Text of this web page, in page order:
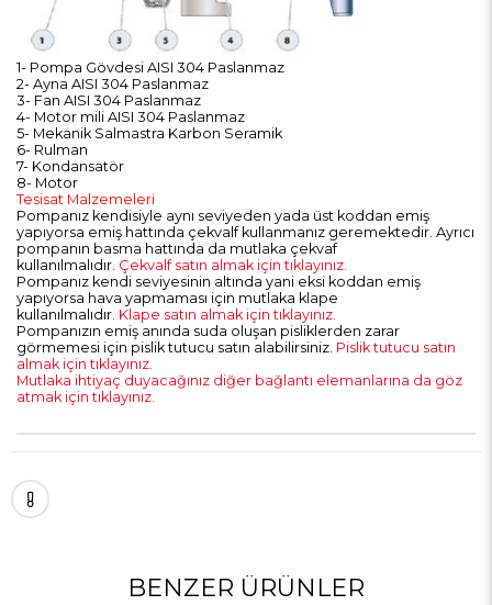
1- Pompa Gövdesi AISI 304 Paslanmaz
2- Ayna AISI 304 Paslanmaz
3- Fan AISI 304 Paslanmaz
4- Motor mili AISI 304 Paslanmaz
5- Mekanik Salmastra Karbon Seramik
6- Rulman
7- Kondansatör
8- Motor
Tesisat Malzemeleri
Pompanız kendisiyle aynı seviyeden yada üst koddan emiş
yapıyorsa emiş hattında çekvalf kullanmanız geremektedir. Ayrıcı
pompanın basma hattında da mutlaka çekvaf
kullanılmalıdır. Çekvalf satın almak için tıklayınız.
Pompanız kendi seviyesinin altında yani eksi koddan emiş
yapıyorsa hava yapmaması için mutlaka klape
kullanılmalıdır. Klape satın almak için tıklayınız.
Pompanızın emiş anında suda oluşan pisliklerden zarar
görmemesi için pislik tutucu satın alabilirsiniz. Pislik tutucu satın
almak için tıklayınız.
Mutlaka ihtiyaç duyacağınız diğer bağlantı elemanlarına da göz
atmak için tıklayınız.
BENZER ÜRÜNLER